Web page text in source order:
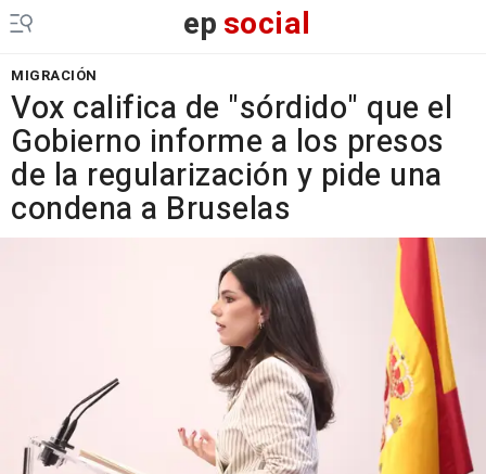
epsocial
MIGRACIÓN
Vox califica de "sórdido" que el
Gobierno informe a los presos
de la regularización y pide una
condena a Bruselas